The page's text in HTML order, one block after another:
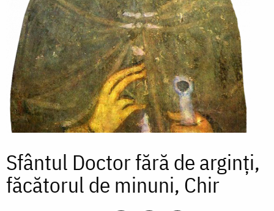
Sfântul Doctor fără de arginți,
făcătorul de minuni, Chir